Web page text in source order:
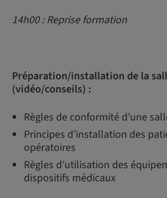
14h00 : Reprise formation
Préparation/installation de la
(vidéo/conseils) :
Règles de conformité d’une
Principes d’installation des
opératoires
Règles d’utilisation des
dispositifs médicaux